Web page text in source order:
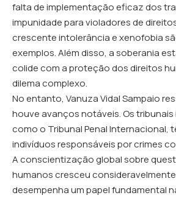
falta de implementação eficaz dos
impunidade para violadores de
crescente intolerância e xenofobia
exemplos. Além disso, a soberania
colide com a proteção dos direitos
dilema complexo.
No entanto, Vanuza Vidal Sampaio
houve avanços notáveis. Os
como o Tribunal Penal Internacional,
indivíduos responsáveis ​​por crimes
A conscientização global sobre
humanos cresceu
desempenha um papel fundamental